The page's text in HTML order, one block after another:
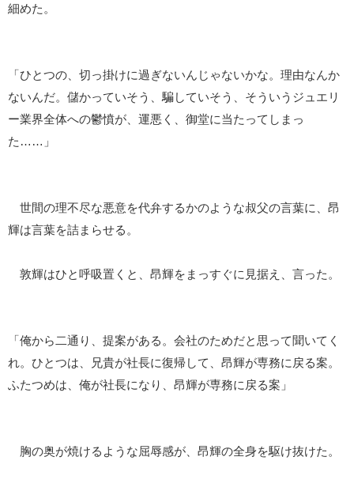
細めた。
「ひとつの、切っ掛けに過ぎないんじゃないかな。理由なんか
ないんだ。儲かっていそう、騙していそう、そういうジュエリ
ー業界全体への鬱憤が、運悪く、御堂に当たってしまっ
た……」
世間の理不尽な悪意を代弁するかのような叔父の言葉に、昂
輝は言葉を詰まらせる。
敦輝はひと呼吸置くと、昂輝をまっすぐに見据え、言った。
「俺から二通り、提案がある。会社のためだと思って聞いてく
れ。ひとつは、兄貴が社長に復帰して、昂輝が専務に戻る案。
ふたつめは、俺が社長になり、昂輝が専務に戻る案」
胸の奥が焼けるような屈辱感が、昂輝の全身を駆け抜けた。